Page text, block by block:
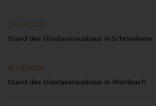
04.08.2026
Stand des Glasfaserausbaus in Schriesheim
18.06.2026
Stand des Glasfaserausbaus in Weinbach